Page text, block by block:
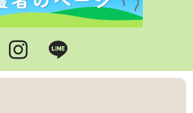
Instagram